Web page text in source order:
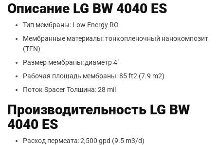
Описание LG BW 4040 ES
Тип мембраны: Low-Energy RO
Мембранные материалы: тонкопленочный нанокомпозит
(TFN)
Размер мембраны: диаметр 4″
Рабочая площадь мембраны: 85 ft2 (7.9 m2)
Поток Spacer Толщина: 28 mil
Производительность LG BW
4040 ES
Расход пермеата: 2,500 gpd (9.5 m3/d)